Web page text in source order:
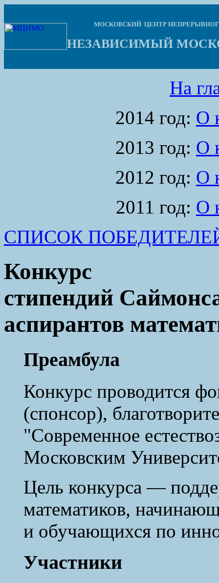
МОСКОВСКИЙ ЦЕНТР
НЕЗАВИСИМЫЙ
На
2014 год: О
2013 год: О
2012 год: О
2011 год: О
СПИСОК
Конкурс
стипендий
аспирантов
Преамбула
Конкурс проводится
(спонсор),
"Современное
Московским
Цель конкурса —
математиков,
и обучающихся по
Участники